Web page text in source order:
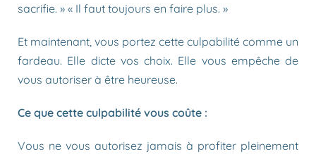
sacrifie. » « Il faut toujours en faire plus. »
Et maintenant, vous portez cette culpabilité comme un
fardeau. Elle dicte vos choix. Elle vous empêche de
vous autoriser à être heureuse.
Ce que cette culpabilité vous coûte :
Vous ne vous autorisez jamais à profiter pleinement